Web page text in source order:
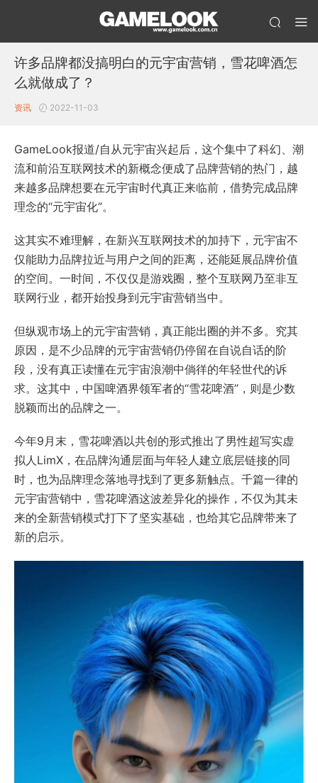
许多品牌都没搞明白的元宇宙营销，雪花啤酒怎
么就做成了？
资讯 2022-11-03
GameLook报道/自从元宇宙兴起后，这个集中了科幻、潮
流和前沿互联网技术的新概念便成了品牌营销的热门，越
来越多品牌想要在元宇宙时代真正来临前，借势完成品牌
理念的“元宇宙化”。
这其实不难理解，在新兴互联网技术的加持下，元宇宙不
仅能助力品牌拉近与用户之间的距离，还能延展品牌价值
的空间。一时间，不仅仅是游戏圈，整个互联网乃至非互
联网行业，都开始投身到元宇宙营销当中。
但纵观市场上的元宇宙营销，真正能出圈的并不多。究其
原因，是不少品牌的元宇宙营销仍停留在自说自话的阶
段，没有真正读懂在元宇宙浪潮中倘徉的年轻世代的诉
求。这其中，中国啤酒界领军者的“雪花啤酒”，则是少数
脱颖而出的品牌之一。
今年9月末，雪花啤酒以共创的形式推出了男性超写实虚
拟人LimX，在品牌沟通层面与年轻人建立底层链接的同
时，也为品牌理念落地寻找到了更多新触点。千篇一律的
元宇宙营销中，雪花啤酒这波差异化的操作，不仅为其未
来的全新营销模式打下了坚实基础，也给其它品牌带来了
新的启示。